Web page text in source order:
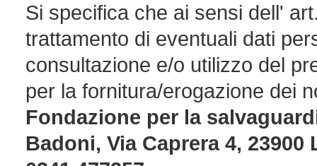
Si specifica che ai sensi dell'
trattamento di eventuali dati
consultazione e/o utilizzo del
per la fornitura/erogazione dei
Fondazione per la
Badoni, Via Caprera 4, 23900